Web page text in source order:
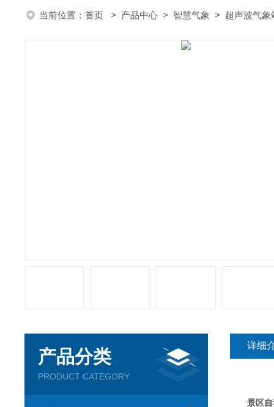
当前位置： 首页 > 产品中心 > 智慧气象 > 超声波气象
产品分类
PRODUCT CATEGORY
详细
景区